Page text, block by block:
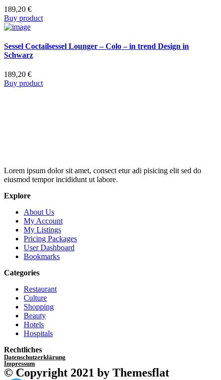
189,20 €
Buy product
Sessel Coctailsessel Lounger – Colo – in trend Design in
Schwarz
189,20 €
Buy product
Lorem ipsum dolor sit amet, consect etur adi pisicing elit sed do
eiusmod tempor incididunt ut labore.
Explore
About Us
My Account
My Listings
Pricing Packages
User Dashboard
Bookmarks
Categories
Restaurant
Culture
Shopping
Beauty
Hotels
Hospitals
Rechtliches
Datenschutzerklärung
Impressum
© Copyright 2021 by Themesflat